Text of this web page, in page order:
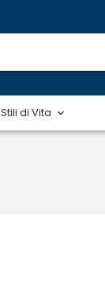
Stili di Vita